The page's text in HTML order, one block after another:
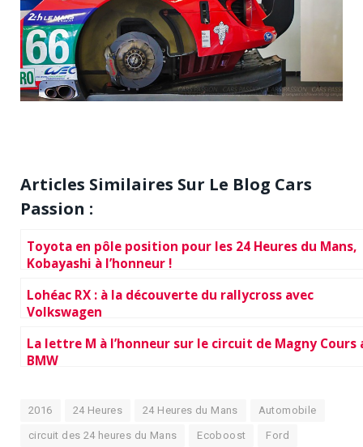
Articles Similaires Sur Le Blog Cars
Passion :
Toyota en pôle position pour les 24 Heures du Mans,
Kobayashi à l’honneur !
Lohéac RX : à la découverte du rallycross avec
Volkswagen
La lettre M à l’honneur sur le circuit de Magny Cours
BMW
2016 24 Heures 24 Heures du Mans Automobile
circuit des 24 heures du Mans Ecoboost Ford